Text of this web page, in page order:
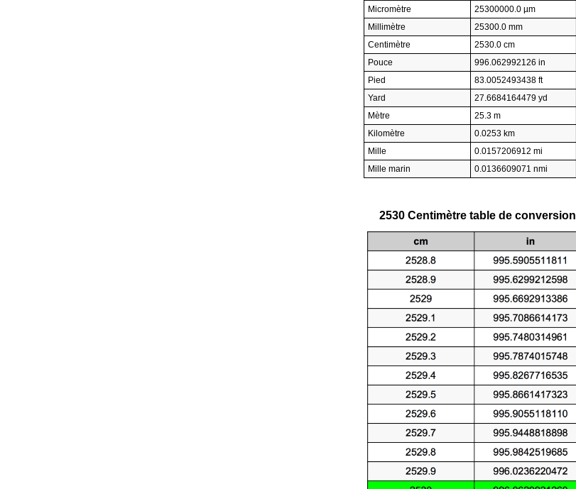
Micromètre
25300000.0 µm
Millimètre
25300.0 mm
Centimètre
2530.0 cm
Pouce
996.062992126 in
Pied
83.0052493438 ft
Yard
27.6684164479 yd
Mètre
25.3 m
Kilomètre
0.0253 km
Mille
0.0157206912 mi
Mille marin
0.0136609071 nmi
2530 Centimètre table de conversion